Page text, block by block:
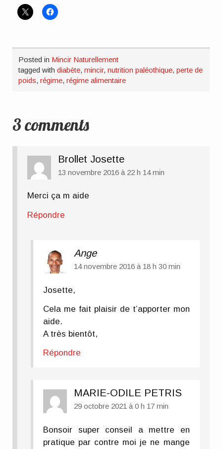
Posted in Mincir Naturellement
tagged withdiabète,mincir,nutrition paléothique,perte de
poids,régime,régime alimentaire
3 comments
Brollet Josette
13 novembre 2016 à 22 h 14 min
Merci ça m aide
Répondre
Ange
14 novembre 2016 à 18 h 30 min
Josette,
Cela me fait plaisir de t’apporter mon
aide.
A très bientôt,
Répondre
MARIE-ODILE PETRIS
29 octobre 2021 à 0 h 17 min
Bonsoir super conseil a mettre en
pratique par contre moi je ne mange